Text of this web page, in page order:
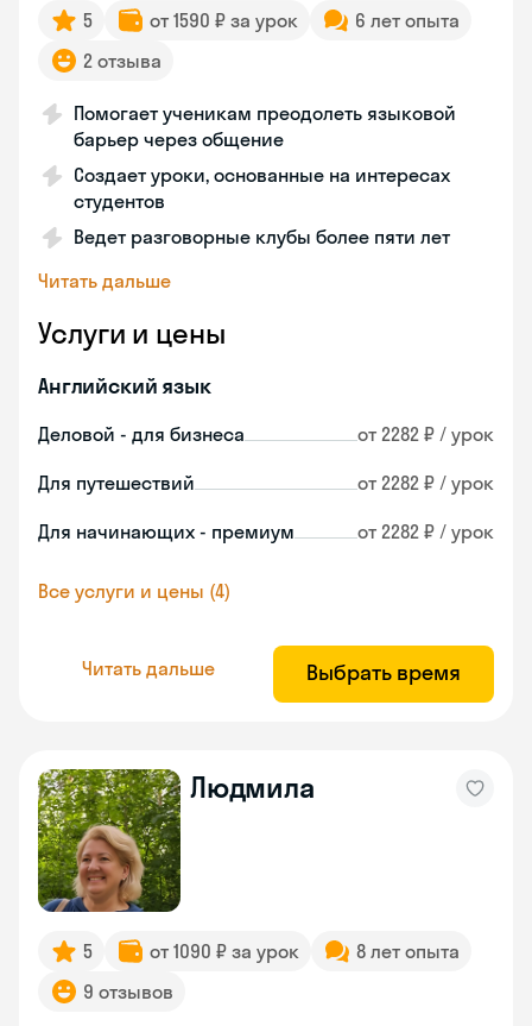
5 от 1590 ₽ за урок
6 лет опыта
2 отзыва
Помогает ученикам преодолеть языковой
барьер через общение
Создает уроки, основанные на интересах
студентов
Ведет разговорные клубы более пяти лет
Читать дальше
Услуги и цены
Английский язык
Деловой - для бизнеса от 2282 ₽ / урок
Для путешествий от 2282 ₽ / урок
Для начинающих - премиум от 2282 ₽ / урок
Все услуги и цены (4)
Читать дальше Выбрать время
Людмила
5 от 1090 ₽ за урок
8 лет опыта
9 отзывов